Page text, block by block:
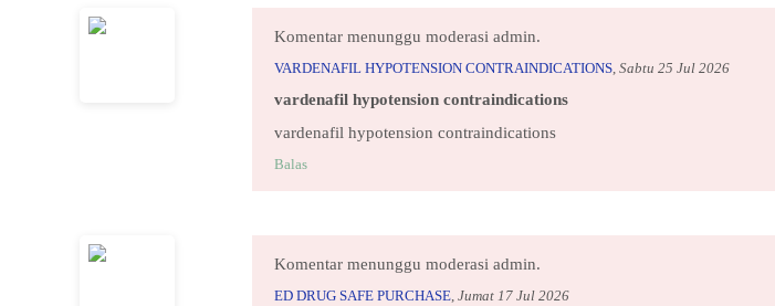
Komentar menunggu moderasi admin.
VARDENAFIL HYPOTENSION CONTRAINDICATIONS, Sabtu 25 Jul 2026
vardenafil hypotension contraindications
vardenafil hypotension contraindications
Balas
Komentar menunggu moderasi admin.
ED DRUG SAFE PURCHASE, Jumat 17 Jul 2026